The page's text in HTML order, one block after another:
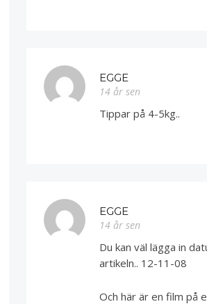
EGGE
14 år sen
Tippar på 4-5kg..
EGGE
14 år sen
Du kan väl lägga in
artikeln.. 12-11-08
Och här är en film på